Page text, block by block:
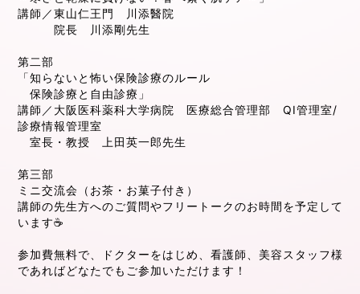
講師／東山仁王門 川添醫院
院長 川添剛先生
第二部
「知らないと怖い保険診療のルール
保険診療と自由診療」
講師／大阪医科薬科大学病院 医療総合管理部 QI管理室/
診療情報管理室
室長・教授 上田英一郎先生
第三部
ミニ交流会（お茶・お菓子付き）
講師の先生方へのご質問やフリートークのお時間を予定して
います☕
参加費無料で、ドクターをはじめ、看護師、美容スタッフ様
であればどなたでもご参加いただけます！